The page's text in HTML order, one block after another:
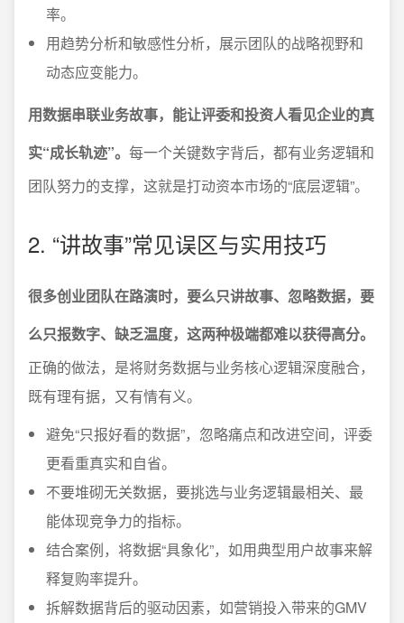
率。
用趋势分析和敏感性分析，展示团队的战略视野和
动态应变能力。
用数据串联业务故事，能让评委和投资人看见企业的真
实“成长轨迹”。 每一个关键数字背后，都有业务逻辑和
团队努力的支撑，这就是打动资本市场的“底层逻辑”。
2. “讲故事”常见误区与实用技巧
很多创业团队在路演时，要么只讲故事、忽略数据，要
么只报数字、缺乏温度，这两种极端都难以获得高分。
正确的做法，是将财务数据与业务核心逻辑深度融合，
既有理有据，又有情有义。
避免“只报好看的数据”，忽略痛点和改进空间，评委
更看重真实和自省。
不要堆砌无关数据，要挑选与业务逻辑最相关、最
能体现竞争力的指标。
结合案例，将数据“具象化”，如用典型用户故事来解
释复购率提升。
拆解数据背后的驱动因素，如营销投入带来的GMV